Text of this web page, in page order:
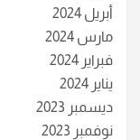
أبريل 2024
مارس 2024
فبراير 2024
يناير 2024
ديسمبر 2023
نوفمبر 2023